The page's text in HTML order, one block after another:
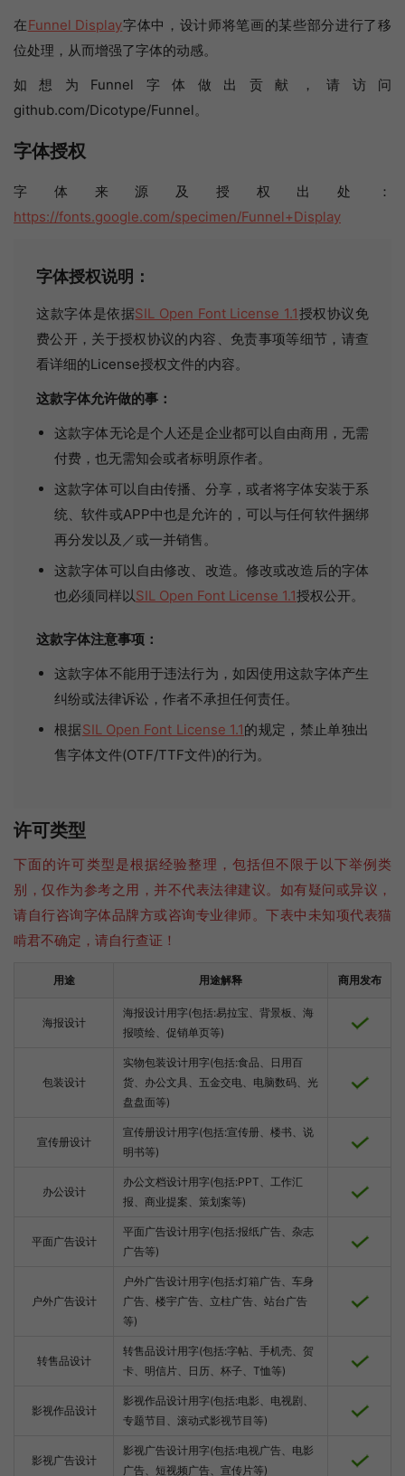
在Funnel Display字体中，设计师将笔画的某些部分进行了移
位处理，从而增强了字体的动感。
如想为Funnel字体做出贡献，请访问
github.com/Dicotype/Funnel。
字体授权
字体来源及授权出处：
https://fonts.google.com/specimen/Funnel+Display
字体授权说明：
这款字体是依据SIL Open Font License 1.1授权协议免
费公开，关于授权协议的内容、免责事项等细节，请查
看详细的License授权文件的内容。
这款字体允许做的事：
这款字体无论是个人还是企业都可以自由商用，无需
付费，也无需知会或者标明原作者。
这款字体可以自由传播、分享，或者将字体安装于系
统、软件或APP中也是允许的，可以与任何软件捆绑
再分发以及／或一并销售。
这款字体可以自由修改、改造。修改或改造后的字体
也必须同样以SIL Open Font License 1.1授权公开。
这款字体注意事项：
这款字体不能用于违法行为，如因使用这款字体产生
纠纷或法律诉讼，作者不承担任何责任。
根据SIL Open Font License 1.1的规定，禁止单独出
售字体文件(OTF/TTF文件)的行为。
许可类型
下面的许可类型是根据经验整理，包括但不限于以下举例类
别，仅作为参考之用，并不代表法律建议。如有疑问或异议，
请自行咨询字体品牌方或咨询专业律师。下表中未知项代表猫
啃君不确定，请自行查证！
用途 用途解释 商用发布
海报设计
海报设计用字(包括:易拉宝、背景板、海
报喷绘、促销单页等)
包装设计
实物包装设计用字(包括:食品、日用百
货、办公文具、五金交电、电脑数码、光
盘盘面等)
宣传册设计
宣传册设计用字(包括:宣传册、楼书、说
明书等)
办公设计
办公文档设计用字(包括:PPT、工作汇
报、商业提案、策划案等)
平面广告设计
平面广告设计用字(包括:报纸广告、杂志
广告等)
户外广告设计
户外广告设计用字(包括:灯箱广告、车身
广告、楼宇广告、立柱广告、站台广告
等)
转售品设计
转售品设计用字(包括:字帖、手机壳、贺
卡、明信片、日历、杯子、T恤等)
影视作品设计
影视作品设计用字(包括:电影、电视剧、
专题节目、滚动式影视节目等)
影视广告设计
影视广告设计用字(包括:电视广告、电影
广告、短视频广告、宣传片等)